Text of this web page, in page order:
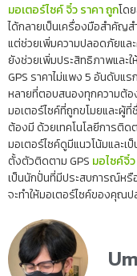
มอเตอร์ไซค์ จิ๋ว ราคา ถูกโด
ได้กลายเป็นเครื่องมือสำคัญส
แต่ช่วยเพิ่มความปลอดภัยแล
ยังช่วยเพิ่มประสิทธิภาพและใ
GPS ราคาไม่แพง 5 อันดับแ
หลายที่ตอบสนองทุกความต้อ
มอเตอร์ไซค์ที่ถูกขโมยและผู้
ต้องมี ด้วยเทคโนโลยีการติ
มอเตอร์ไซค์ดูมีแนวโน้มและ
ตั้งตัวติดตาม GPS มอไซค์จิ๋
เป็นนักปั่นที่มีประสบการณ์หรื
จะทำให้มอเตอร์ไซค์ของคุณ
Um